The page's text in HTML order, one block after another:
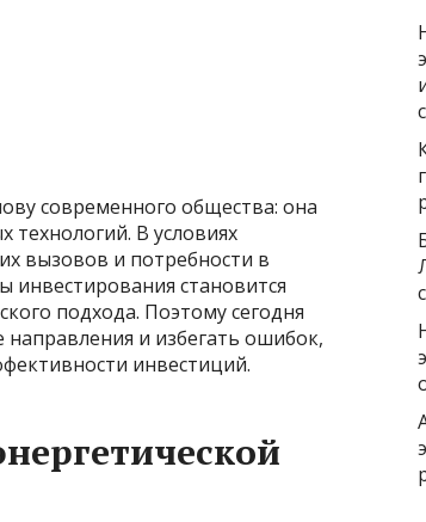
современного общества: она
В условиях
вызовов и потребности в
становится
подхода. Поэтому сегодня
и избегать ошибок,
инвестиций.